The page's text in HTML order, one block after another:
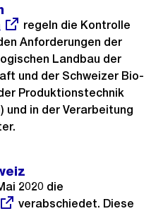
regeln die Kontrolle
Anforderungen der
Landbau der
und der Schweizer Bio-
Produktionstechnik
und in der Verarbeitung
2020 die
Link:
verabschiedet. Diese